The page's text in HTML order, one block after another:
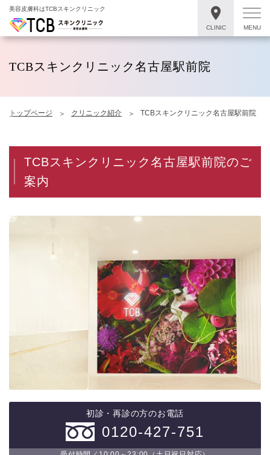
美容皮膚科はTCBスキンクリニック
TCBスキンクリニック名古屋駅前院
トップページ クリニック紹介 TCBスキンクリニック名古屋駅前院
TCBスキンクリニック名古屋駅前院のご
案内
初診・再診の方のお電話
0120-427-751
CLINIC MENU